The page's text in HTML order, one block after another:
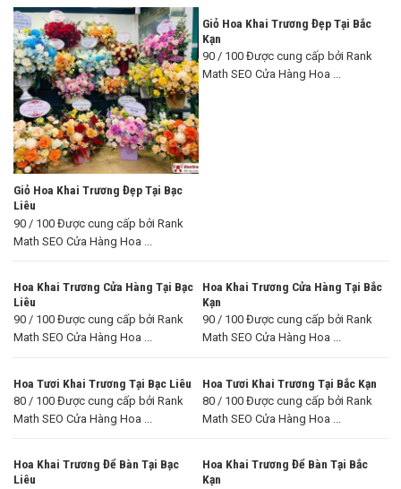
Giỏ Hoa Khai Trương Đẹp Tại Bạc
Liêu
90 / 100 Được cung cấp bởi Rank
Math SEO Cửa Hàng Hoa ...
Giỏ Hoa Khai Trương Đẹp Tại Bắc
Kạn
90 / 100 Được cung cấp bởi Rank
Math SEO Cửa Hàng Hoa ...
Hoa Khai Trương Cửa Hàng Tại Bạc
Liêu
90 / 100 Được cung cấp bởi Rank
Math SEO Cửa Hàng Hoa ...
Hoa Khai Trương Cửa Hàng Tại Bắc
Kạn
90 / 100 Được cung cấp bởi Rank
Math SEO Cửa Hàng Hoa ...
Hoa Tươi Khai Trương Tại Bạc Liêu
80 / 100 Được cung cấp bởi Rank
Math SEO Cửa Hàng Hoa ...
Hoa Tươi Khai Trương Tại Bắc Kạn
80 / 100 Được cung cấp bởi Rank
Math SEO Cửa Hàng Hoa ...
Hoa Khai Trương Để Bàn Tại Bạc
Liêu
Hoa Khai Trương Để Bàn Tại Bắc
Kạn